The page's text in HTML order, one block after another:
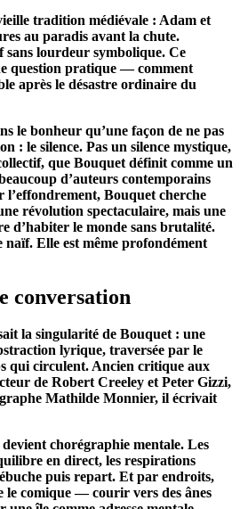
tradition médiévale : Adam et
au paradis avant la chute.
lourdeur symbolique. Ce
question pratique — comment
après le désastre ordinaire du
le bonheur qu’une façon de ne pas
: le silence. Pas un silence mystique,
que Bouquet définit comme un
d’auteurs contemporains
l’effondrement, Bouquet cherche
révolution spectaculaire, mais une
d’habiter le monde sans brutalité.
naïf. Elle est même profondément
conversation
la singularité de Bouquet : une
lyrique, traversée par le
qui circulent. Ancien critique aux
de Robert Creeley et Peter Gizzi,
Mathilde Monnier, il écrivait
chorégraphie mentale. Les
en direct, les respirations
puis repart. Et par endroits,
le comique — courir vers des ânes